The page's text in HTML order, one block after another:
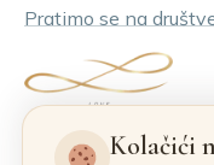
Pratimo se na
Kolačići